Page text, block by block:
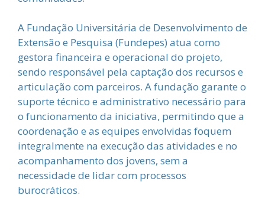
A Fundação Universitária de Desenvolvimento de
Extensão e Pesquisa (Fundepes) atua como
gestora financeira e operacional do projeto,
sendo responsável pela captação dos recursos e
articulação com parceiros. A fundação garante o
suporte técnico e administrativo necessário para
o funcionamento da iniciativa, permitindo que a
coordenação e as equipes envolvidas foquem
integralmente na execução das atividades e no
acompanhamento dos jovens, sem a
necessidade de lidar com processos
burocráticos.